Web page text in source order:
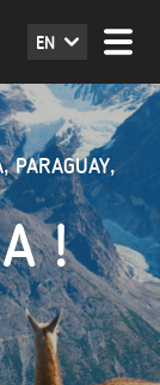
EN
,PARAGUAY,
!